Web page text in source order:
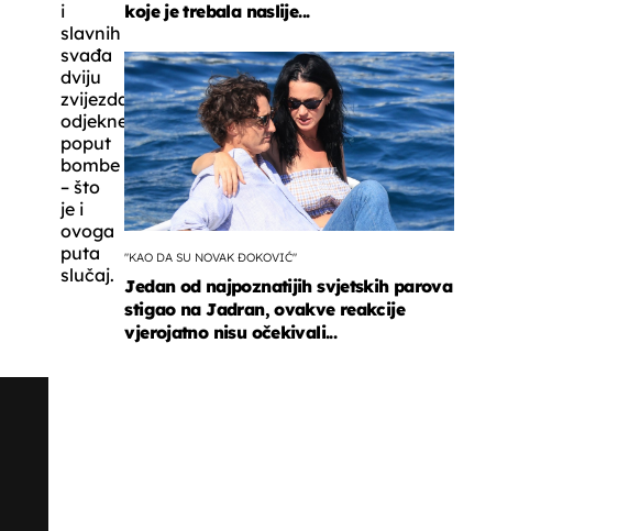
i
slavnih
svađa
dviju
zvijezda
odjekne
poput
bombe
– što
je i
ovoga
puta
slučaj.
koje je trebala naslije...
"KAO DA SU NOVAK ĐOKOVIĆ"
Jedan od najpoznatijih svjetskih parova
stigao na Jadran, ovakve reakcije
vjerojatno nisu očekivali...